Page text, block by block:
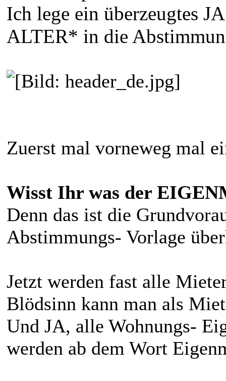
Ich lege ein überzeugtes
ALTER* in die
Zuerst mal vorneweg mal
Wisst Ihr was der
Denn das ist die
Abstimmungs- Vorlage
Jetzt werden fast alle
Blödsinn kann man als
Und JA, alle Wohnungs-
werden ab dem Wort